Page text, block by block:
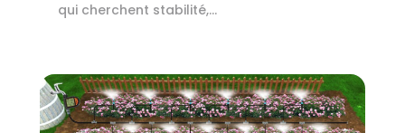
qui cherchent stabilité,...